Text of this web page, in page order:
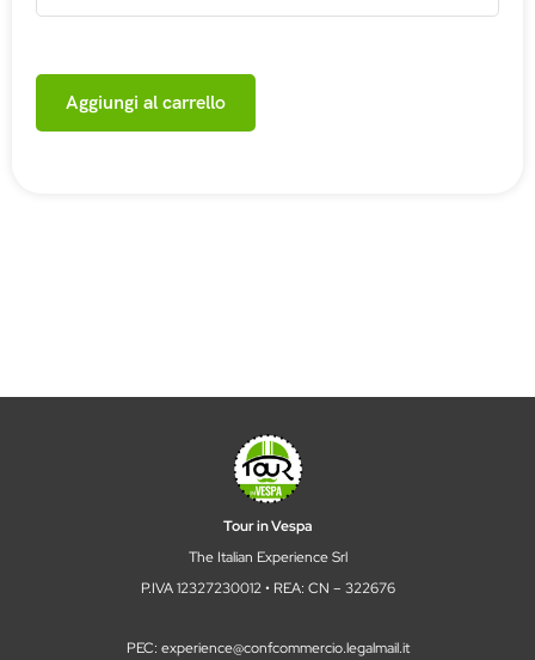
Aggiungi al carrello
Tour in Vespa
The Italian Experience Srl
P.IVA 12327230012 • REA: CN – 322676
PEC: experience@confcommercio.legalmail.it